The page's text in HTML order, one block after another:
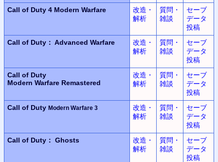
Call of Duty 4 Modern Warfare
改造・
解析
質問・
雑談
セーブ
データ
投稿
Call of Duty： Advanced Warfare
改造・
解析
質問・
雑談
セーブ
データ
投稿
Call of Duty
Modern Warfare Remastered
改造・
解析
質問・
雑談
セーブ
データ
投稿
Call of Duty Modern Warfare 3
改造・
解析
質問・
雑談
セーブ
データ
投稿
Call of Duty： Ghosts
改造・
解析
質問・
雑談
セーブ
データ
投稿